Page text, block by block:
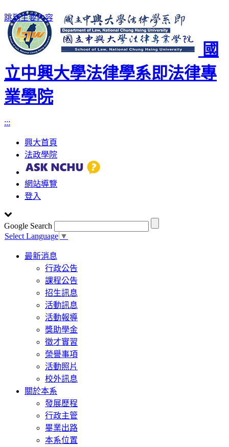
跳到主要內容
國
立中興大學法律學系即法律專
業學院
:::
興大首頁
法政學院
網站導覽
登入
Google Search
Select Language ▼
Toggle
navigation
最新消息
行政公告
課程公告
招生訊息
活動訊息
活動報導
獎助學金
徵才實習
榮譽事項
活動照片
校外訊息
關於本系
發展歷程
行政主管
畢業出路
本系位置